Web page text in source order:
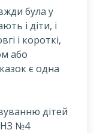
була у
i дiти, i
i короткi,
або
є одна
дітей
№4